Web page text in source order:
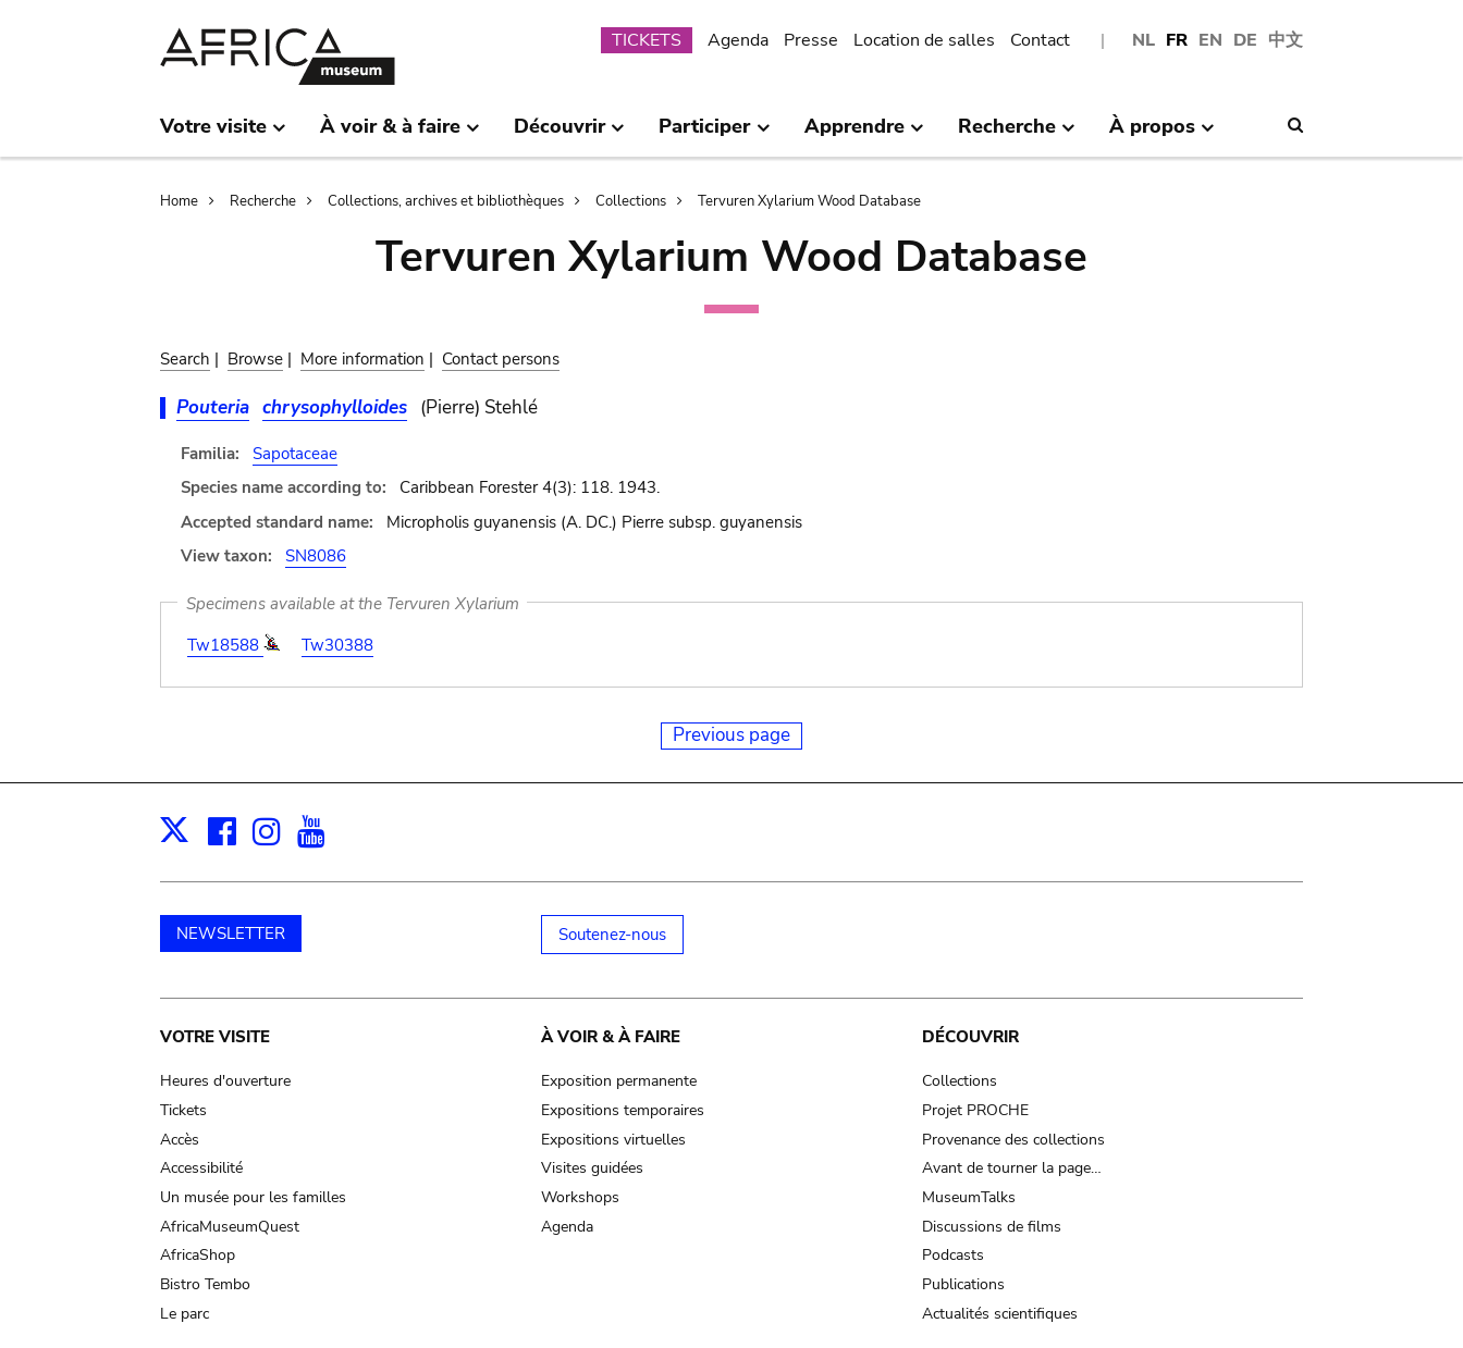
NL FR EN DE 中文
Submenu
TICKETS Agenda Presse Location de salles Contact
Votre visite À voir & à faire Découvrir Participer Apprendre Recherche À propos
Breadcrumb
Home Recherche Collections, archives et bibliothèques Collections Tervuren Xylarium Wood Database
Tervuren Xylarium Wood Database
Search | Browse | More information | Contact persons
Pouteria chrysophylloides (Pierre) Stehlé
Familia:
Sapotaceae
Species name according to:
Caribbean Forester 4(3): 118. 1943.
Accepted standard name:
Micropholis guyanensis (A. DC.) Pierre subsp. guyanensis
View taxon:
SN8086
Specimens available at the Tervuren Xylarium
Tw18588
Tw30388
Previous page
X Facebook
Instagram
NEWSLETTER Soutenez-nous
Main
navigation
VOTRE VISITE
Heures d'ouverture
Tickets
Accès
Accessibilité
Un musée pour les familles
AfricaMuseumQuest
AfricaShop
Bistro Tembo
Le parc
À VOIR & À FAIRE
Exposition permanente
Expositions temporaires
Expositions virtuelles
Visites guidées
Workshops
Agenda
DÉCOUVRIR
Collections
Projet PROCHE
Provenance des collections
Avant de tourner la page…
MuseumTalks
Discussions de films
Podcasts
Publications
Actualités scientifiques